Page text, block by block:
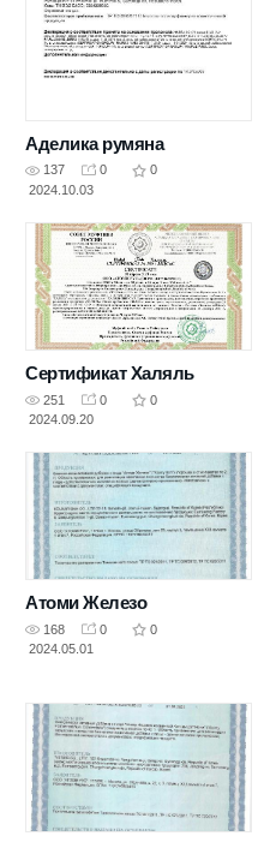
Аделика румяна
137 0
0
2024.10.03
Сертификат Халяль
251 0
0
2024.09.20
Атоми Железо
168 0
0
2024.05.01